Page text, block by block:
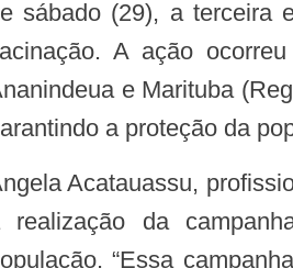
sábado (29), a terceira
A ação
e Marituba
a proteção da
que
realização da
“Essa